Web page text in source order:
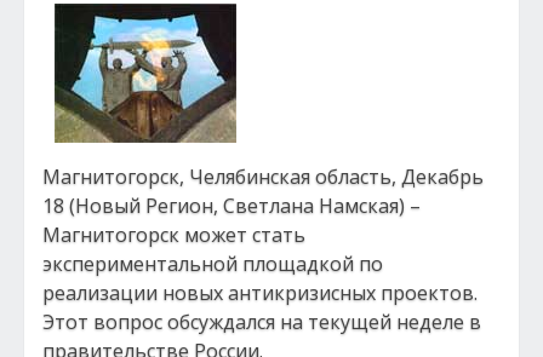
Магнитогорск, Челябинская область, Декабрь
18 (Новый Регион, Светлана Намская) –
Магнитогорск может стать
экспериментальной площадкой по
реализации новых антикризисных проектов.
Этот вопрос обсуждался на текущей неделе в
правительстве России.